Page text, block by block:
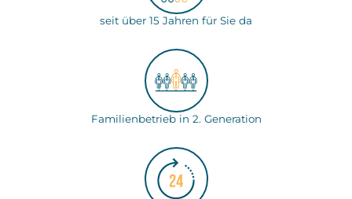
seit über 15 Jahren für Sie da
Familienbetrieb in 2. Generation